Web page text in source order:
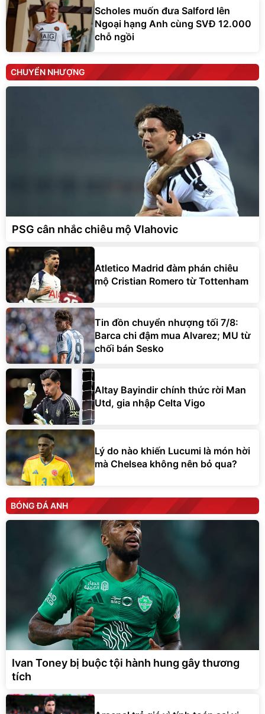
Scholes muốn đưa Salford lên
Ngoại hạng Anh cùng SVĐ 12.000
chỗ ngồi
CHUYỂN NHƯỢNG
PSG cân nhắc chiêu mộ Vlahovic
Atletico Madrid đàm phán chiêu
mộ Cristian Romero từ Tottenham
Tin đồn chuyển nhượng tối 7/8:
Barca chi đậm mua Alvarez; MU từ
chối bán Sesko
Altay Bayindir chính thức rời Man
Utd, gia nhập Celta Vigo
Lý do nào khiến Lucumi là món hời
mà Chelsea không nên bỏ qua?
BÓNG ĐÁ ANH
Ivan Toney bị buộc tội hành hung gây thương
tích